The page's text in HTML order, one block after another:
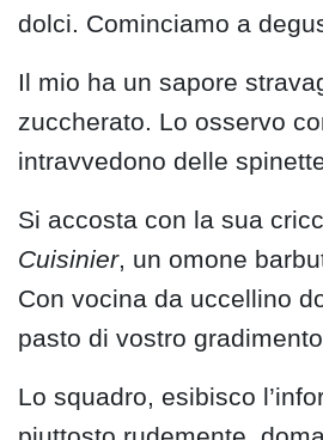
dolci. Cominciamo a
Il mio ha un sapore
zuccherato. Lo osservo
intravvedono delle
Si accosta con la sua
Cuisinier, un omone
Con vocina da uccellino
pasto di vostro
Lo squadro, esibisco